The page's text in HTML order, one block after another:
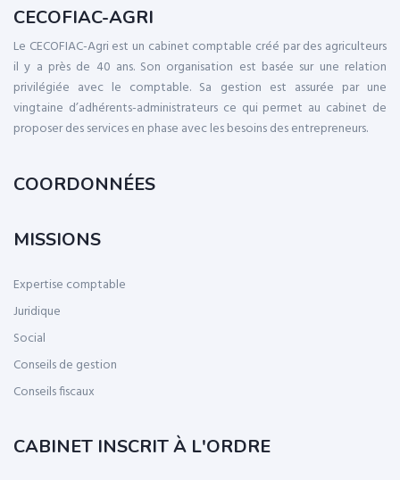
CECOFIAC-AGRI
Le CECOFIAC-Agri est un cabinet comptable créé par des agriculteurs
il y a près de 40 ans. Son organisation est basée sur une relation
privilégiée avec le comptable. Sa gestion est assurée par une
vingtaine d’adhérents-administrateurs ce qui permet au cabinet de
proposer des services en phase avec les besoins des entrepreneurs.
COORDONNÉES
MISSIONS
Expertise comptable
Juridique
Social
Conseils de gestion
Conseils fiscaux
CABINET INSCRIT À L'ORDRE